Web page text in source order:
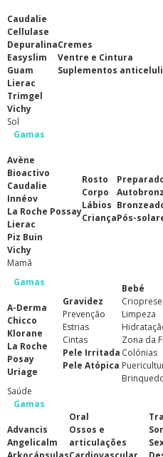
Caudalie
Cellulase
Depuralina
Easyslim
Guam
Lierac
Trimgel
Vichy
Cremes
Ventre e Cintura
Suplementos
Sol
Gamas
Avène
Bioactivo
Caudalie
Innéov
La Roche Possay
Lierac
Piz Buin
Vichy
Rosto
Corpo
Lábios
CriançaPós-
Mamã
Gamas
A-Derma
Chicco
Klorane
La Roche
Posay
Uriage
Gravidez
Prevenção
Estrias
Cintas
Pele Irritada
Pele Atópica
Bebé
Limpeza
Zona da
Colónias
Saúde
Gamas
Advancis
Angelicalm
Oral
Ossos e
articulações